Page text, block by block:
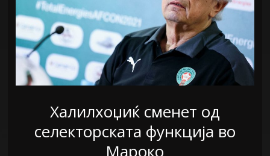
Халилхоџиќ сменет од
селекторската функција во
Мароко